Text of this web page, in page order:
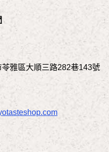
雅區大順三路282巷143號